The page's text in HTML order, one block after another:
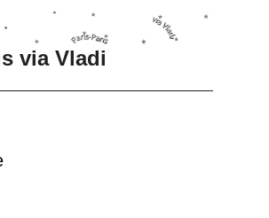
via Vladi